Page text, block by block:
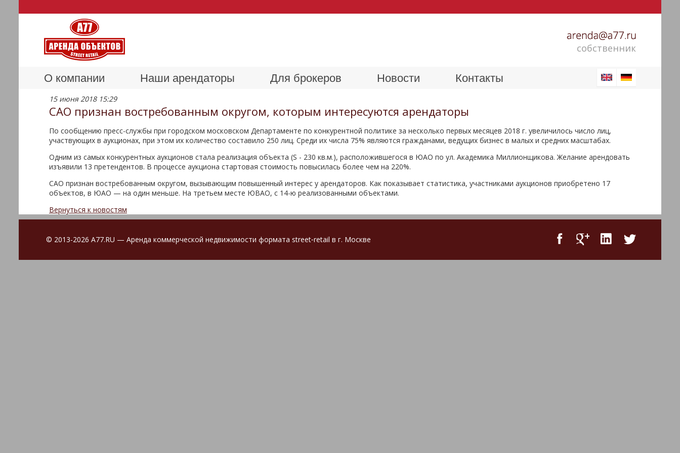
собственник
О компании Наши арендаторы Для брокеров Новости Контакты
15 июня 2018 15:29
САО признан востребованным округом, которым интересуются арендаторы
По сообщению пресс-службы при городском московском Департаменте по конкурентной политике за несколько первых месяцев 2018 г. увеличилось число лиц,
участвующих в аукционах, при этом их количество составило 250 лиц. Среди их числа 75% являются гражданами, ведущих бизнес в малых и средних масштабах.
Одним из самых конкурентных аукционов стала реализация объекта (S - 230 кв.м.), расположившегося в ЮАО по ул. Академика Миллионщикова. Желание арендовать
изъявили 13 претендентов. В процессе аукциона стартовая стоимость повысилась более чем на 220%.
САО признан востребованным округом, вызывающим повышенный интерес у арендаторов. Как показывает статистика, участниками аукционов приобретено 17
объектов, в ЮАО — на один меньше. На третьем месте ЮВАО, с 14-ю реализованными объектами.
Вернуться к новостям
© 2013-2026 A77.RU — Аренда коммерческой недвижимости формата street‑retail в г. Москве